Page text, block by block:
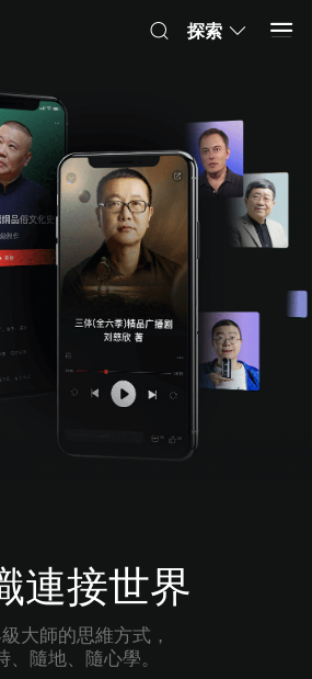
打開 App
連接世界